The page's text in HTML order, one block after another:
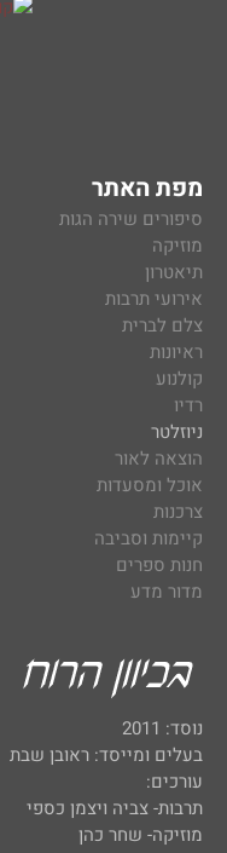
מפת האתר
סיפורים שירה הגות
מוזיקה
תיאטרון
אירועי תרבות
צלם לברית
ראיונות
קולנוע
רדיו
ניוזלטר
הוצאה לאור
אוכל ומסעדות
צרכנות
קיימות וסביבה
חנות ספרים
מדור מדע
נוסד: 2011
בעלים ומייסד: ראובן שבת
עורכים:
תרבות- צביה ויצמן כספי
מוזיקה- שחר כהן